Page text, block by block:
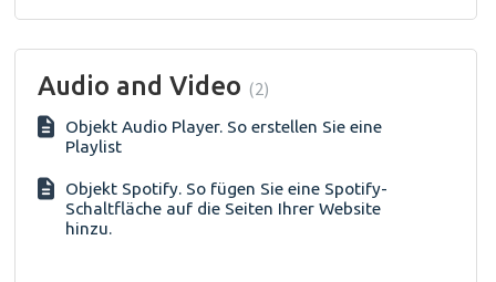
Audio and Video 2
Objekt Audio Player. So erstellen Sie eine
Playlist
Objekt Spotify. So fügen Sie eine Spotify-
Schaltfläche auf die Seiten Ihrer Website
hinzu.